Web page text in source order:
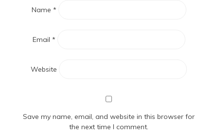
Name *
Email *
Website
Save my name, email, and website in this browser for
the next time I comment.